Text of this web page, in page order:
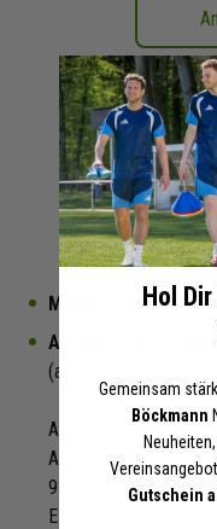
In
Marke:
adidas
Angaben zur
(adidas):
ADIDAS AG World of
Adi-Dassler-Straße 1
91074
E-Mail:
Hol
Gemeinsam
Böckmann
Gutschein